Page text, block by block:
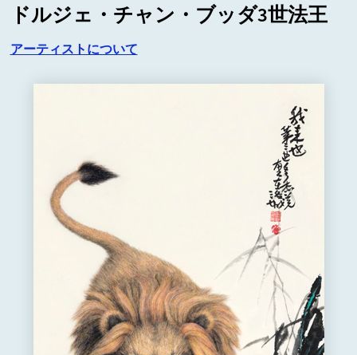
ドルジェ・チャン・ブッダ3世法王
アーティストについて